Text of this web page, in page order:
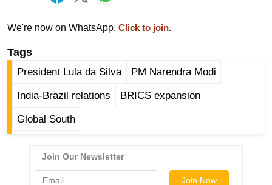
फै
न
घ
रे
नु
We're now on WhatsApp. Click to join.
Tags
President Lula da Silva PM Narendra Modi
India-Brazil relations BRICS expansion
Global South